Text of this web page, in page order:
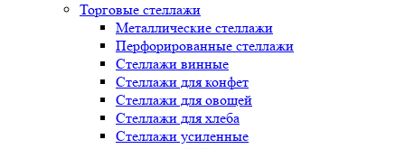
Торговые стеллажи
Металлические стеллажи
Перфорированные стеллажи
Стеллажи винные
Стеллажи для конфет
Стеллажи для овощей
Стеллажи для хлеба
Стеллажи усиленные